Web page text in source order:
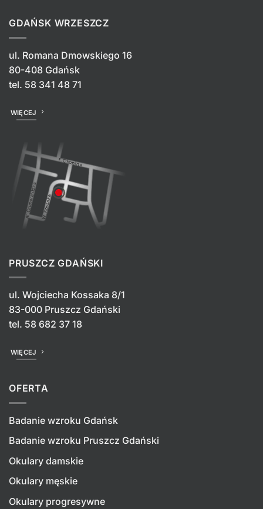
GDAŃSK WRZESZCZ
ul. Romana Dmowskiego 16
80-408 Gdańsk
tel. 58 341 48 71
WIĘCEJ
PRUSZCZ GDAŃSKI
ul. Wojciecha Kossaka 8/1
83-000 Pruszcz Gdański
tel. 58 682 37 18
WIĘCEJ
OFERTA
Badanie wzroku Gdańsk
Badanie wzroku Pruszcz Gdański
Okulary damskie
Okulary męskie
Okulary progresywne